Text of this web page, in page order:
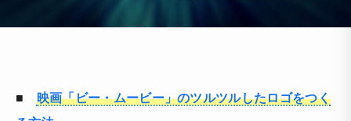
■ 映画「ビー・ムービー」のツルツルしたロゴをつく